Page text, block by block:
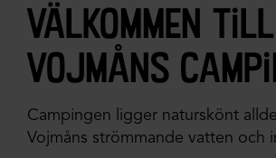
välkommen till
vojmåns
Campingen ligger naturskönt
Vojmåns strömmande vatten och